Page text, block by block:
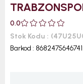
0.0
Stok Kodu
Barkod : 8682475646741